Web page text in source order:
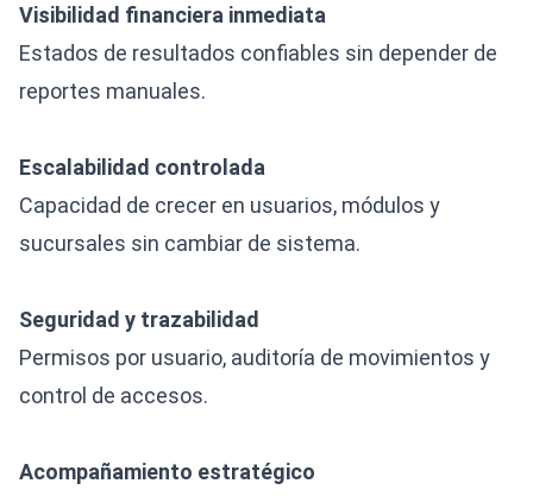
Visibilidad financiera inmediata
Estados de resultados confiables sin depender de
reportes manuales.
Escalabilidad controlada
Capacidad de crecer en usuarios, módulos y
sucursales sin cambiar de sistema.
Seguridad y trazabilidad
Permisos por usuario, auditoría de movimientos y
control de accesos.
Acompañamiento estratégico